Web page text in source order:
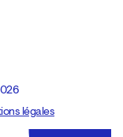
légales